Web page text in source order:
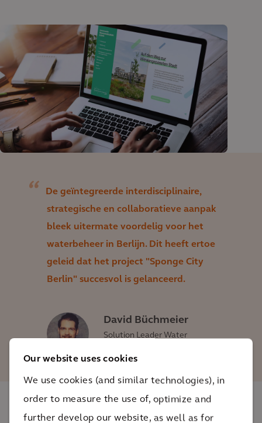
Our website uses cookies
We use cookies (and similar technologies), in
order to measure the use of, optimize and
further develop our website, as well as for
De geïntegreerde interdisciplinaire,
strategische en collaboratieve aanpak
bleek uitermate voordelig voor het
waterbeheer in Berlijn. Dit heeft ertoe
geleid dat het project "Sponge City
Berlin" succesvol is gelanceerd.
David Büchmeier
Solution Leader Water